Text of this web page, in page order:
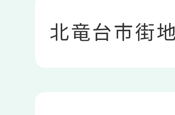
北竜台市街